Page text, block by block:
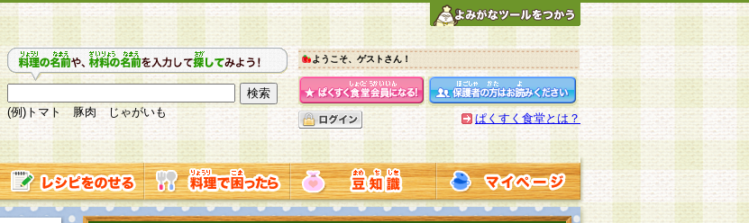
(例)トマト 豚肉 じゃがいも
ようこそ、ゲストさん！
ぱくすく食堂とは？